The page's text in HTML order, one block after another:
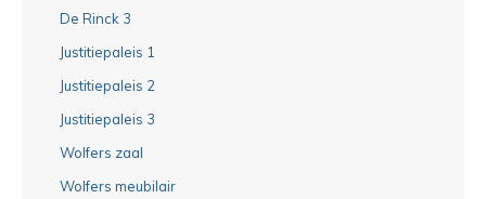
De Rinck 3
Justitiepaleis 1
Justitiepaleis 2
Justitiepaleis 3
Wolfers zaal
Wolfers meubilair